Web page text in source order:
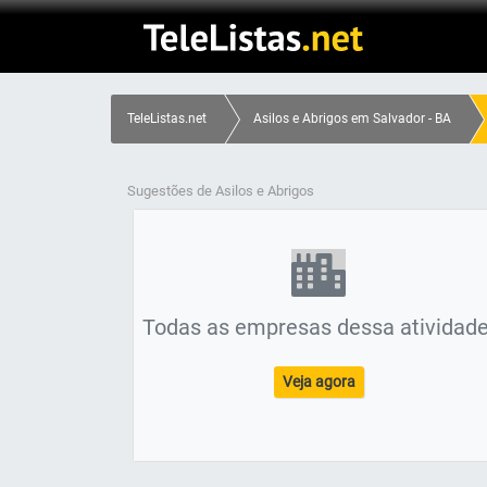
TeleListas.net Asilos e Abrigos em Salvador - BA
Sugestões de Asilos e Abrigos
Todas as empresas dessa
Veja agora